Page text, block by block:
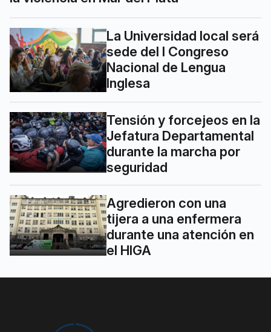
La Universidad local será
sede del I Congreso
Nacional de Lengua
Inglesa
Tensión y forcejeos en la
Jefatura Departamental
durante la marcha por
seguridad
Agredieron con una
tijera a una enfermera
durante una atención en
el HIGA